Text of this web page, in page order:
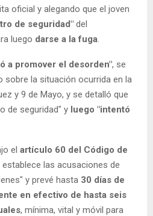
oficial y alegando que el joven
de seguridad" del
luego darse a la fuga.
a promover el desorden", se
sobre la situación ocurrida en la
y 9 de Mayo, y se detalló que
de seguridad" y luego "intentó
el artículo 60 del Código de
establece las acusaciones de
y prevé hasta 30 días de
en efectivo de hasta seis
, mínima, vital y móvil para